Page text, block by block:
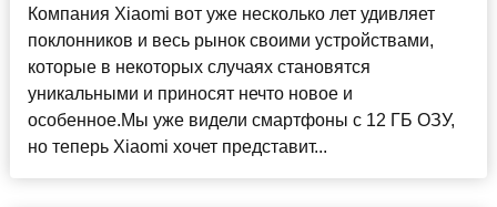
Компания Xiaomi вот уже несколько лет удивляет
поклонников и весь рынок своими устройствами,
которые в некоторых случаях становятся
уникальными и приносят нечто новое и
особенное.Мы уже видели смартфоны с 12 ГБ ОЗУ,
но теперь Xiaomi хочет представит...